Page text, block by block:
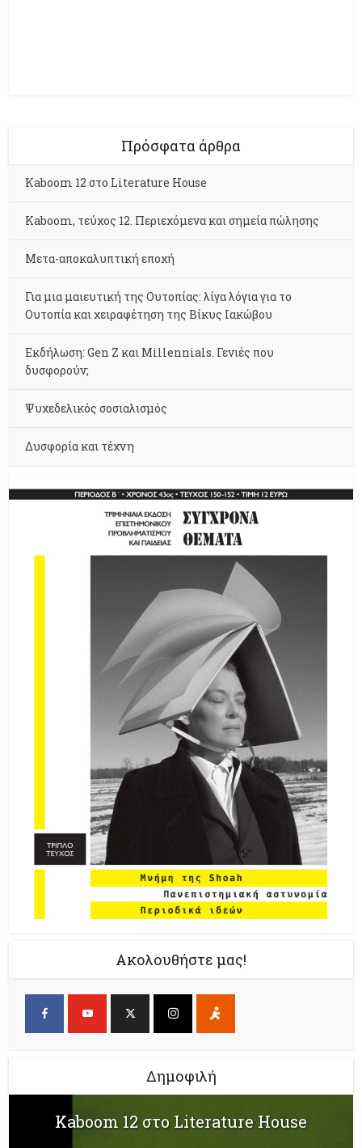
Πρόσφατα άρθρα
Kaboom 12 στο Literature House
Kaboom, τεύχος 12. Περιεχόμενα και σημεία πώλησης
Μετα-αποκαλυπτική εποχή
Για μια μαιευτική της Ουτοπίας: λίγα λόγια για το
Ουτοπία και χειραφέτηση της Βίκυς Ιακώβου
Εκδήλωση: Gen Z και Millennials. Γενιές που
δυσφορούν;
Ψυχεδελικός σοσιαλισμός
Δυσφορία και τέχνη
Ακολουθήστε μας!
Δημοφιλή
Kaboom 12 στο Literature House